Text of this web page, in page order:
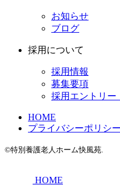
お知らせ
ブログ
採用について
採用情報
募集要項
採用エントリー
HOME
プライバシーポリシー
©特別養護老人ホーム快風苑.
HOME